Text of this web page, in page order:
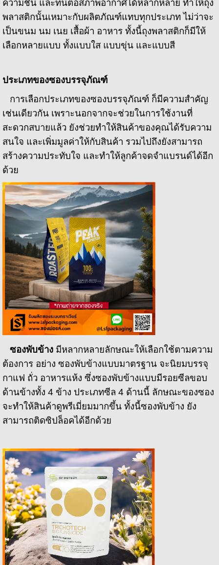
ความชื้น และทนต่อสภาพอากาศได้หลากหลาย ทำให้ถุง
พลาสติกนั้นเหมาะกับผลิตภัณฑ์แทบทุกประเภท ไม่ว่าจะ
เป็นขนม นม เนย เสื้อผ้า อาหาร ทั้งนี้ถุงพลาสติกก็มีให้
เลือกหลายแบบ ทั้งแบบใส แบบขุ่น และแบบสี
ประเภทของซองบรรจุภัณฑ์
การเลือกประเภทของซองบรรจุภัณฑ์ ก็มีความสำคัญ
เช่นเดียวกัน เพราะนอกจากจะช่วยในการใช้งานที่
สะดวกสบายแล้ว ยังช่วยทำให้สินค้าของคุณได้รับความ
สนใจ และเพิ่มมูลค่าให้กับสินค้า รวมไปถึงยังสามารถ
สร้างความประทับใจ และทำให้ลูกค้าจดจำแบรนด์ได้อีก
ด้วย
ซองพับข้างมีหลากหลายลักษณะให้เลือกใช้ตามความ
ต้องการ อย่าง ซองพับข้างแบบมาตรฐาน จะนิยมบรรจุ
กาแฟ ถั่ว อาหารแห้ง ซึ่งซองพับข้างแบบมีรอยซีลขอบ
ด้านข้างทั้ง 4 ข้าง ประเภทซีล 4 ด้านนี้ ลักษณะของซอง
จะทำให้สินค้าดูพรีเมี่ยมมากขึ้น ทั้งนี้ซองพับข้าง ยัง
สามารถติดซิปล็อคได้อีกด้วย